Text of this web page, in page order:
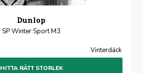
Dunlop
SP Winter Sport M3
Vinterdäck
HITTA RÄTT STORLEK